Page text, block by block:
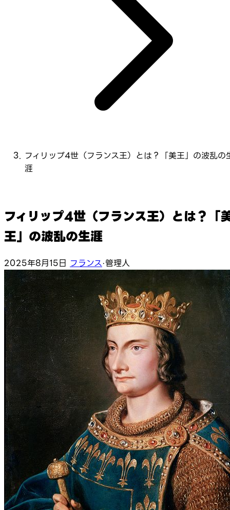
フィリップ4世（フランス王）とは？「美王」の波乱の
涯
フィリップ4世（フランス王）とは？「
王」の波乱の生涯
2025年8月15日 フランス·管理人